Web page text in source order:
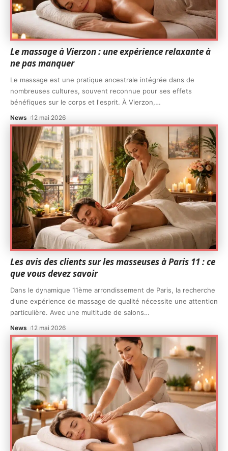
Le massage à Vierzon : une expérience relaxante à
ne pas manquer
Le massage est une pratique ancestrale intégrée dans de
nombreuses cultures, souvent reconnue pour ses effets
bénéfiques sur le corps et l'esprit. À Vierzon,…
News 12 mai 2026
Les avis des clients sur les masseuses à Paris 11 : ce
que vous devez savoir
Dans le dynamique 11ème arrondissement de Paris, la recherche
d'une expérience de massage de qualité nécessite une attention
particulière. Avec une multitude de salons…
News 12 mai 2026